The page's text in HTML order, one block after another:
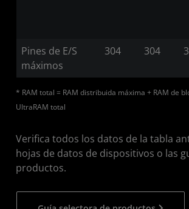
Pines de E/S
máximos
304 304
* RAM total = RAM distribuida máxima + RAM de
UltraRAM total
Verifica todos los datos de la tabla
hojas de datos de dispositivos o las
productos.